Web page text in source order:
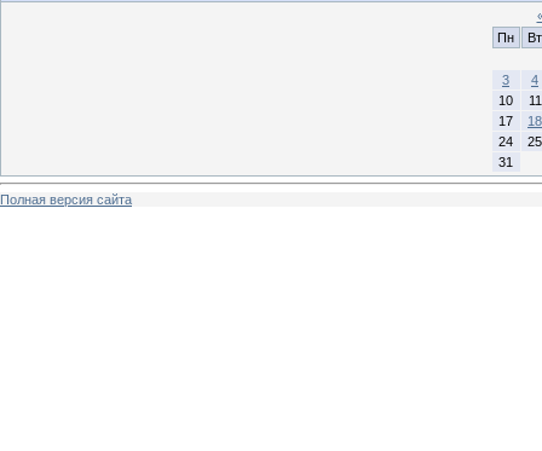
Пн
Вт
3
4
10
11
17
18
24
25
31
Полная версия сайта